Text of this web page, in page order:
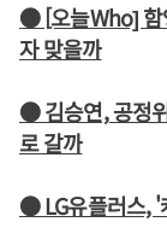
● [오늘Who] 함
자 맞을까
● 김승연, 공정
로 갈까
● LG유플러스, '